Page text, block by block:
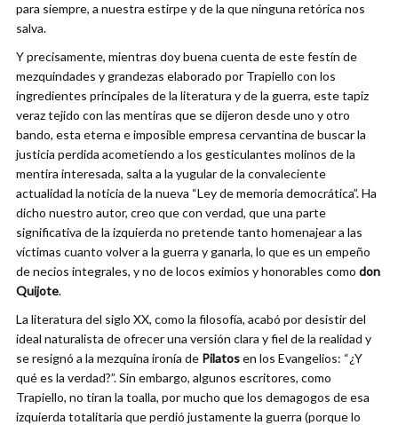
para siempre, a nuestra estirpe y de la que ninguna retórica nos
salva.
Y precisamente, mientras doy buena cuenta de este festín de
mezquindades y grandezas elaborado por Trapiello con los
ingredientes principales de la literatura y de la guerra, este tapiz
veraz tejido con las mentiras que se dijeron desde uno y otro
bando, esta eterna e imposible empresa cervantina de buscar la
justicia perdida acometiendo a los gesticulantes molinos de la
mentira interesada, salta a la yugular de la convaleciente
actualidad la noticia de la nueva “Ley de memoria democrática”. Ha
dicho nuestro autor, creo que con verdad, que una parte
significativa de la izquierda no pretende tanto homenajear a las
víctimas cuanto volver a la guerra y ganarla, lo que es un empeño
de necios integrales, y no de locos eximios y honorables como don
Quijote.
La literatura del siglo XX, como la filosofía, acabó por desistir del
ideal naturalista de ofrecer una versión clara y fiel de la realidad y
se resignó a la mezquina ironía de Pilatosen los Evangelios: “¿Y
qué es la verdad?”. Sin embargo, algunos escritores, como
Trapiello, no tiran la toalla, por mucho que los demagogos de esa
izquierda totalitaria que perdió justamente la guerra (porque lo